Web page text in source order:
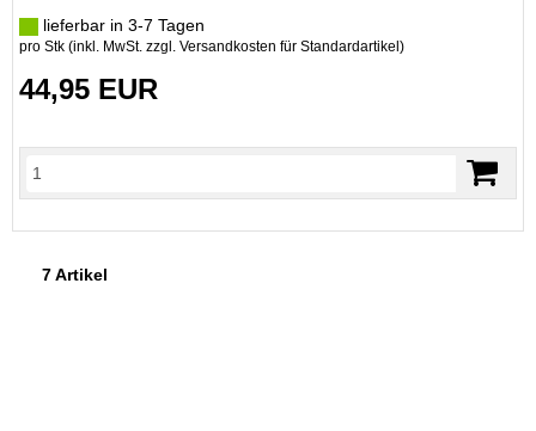
lieferbar in 3-7 Tagen
pro Stk (inkl. MwSt. zzgl. Versandkosten für Standardartikel )
44,95 EUR
7 Artikel